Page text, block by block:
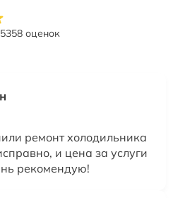
5358 оценок
ремонт холодильника
и цена за услуги
рекомендую!